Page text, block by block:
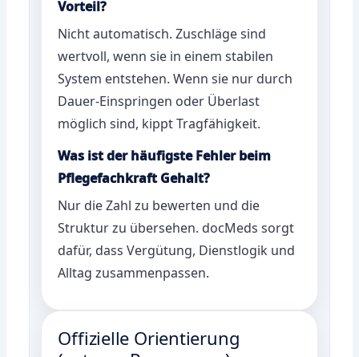
Vorteil?
Nicht automatisch. Zuschläge sind
wertvoll, wenn sie in einem stabilen
System entstehen. Wenn sie nur durch
Dauer-Einspringen oder Überlast
möglich sind, kippt Tragfähigkeit.
Was ist der häufigste Fehler beim
Pflegefachkraft Gehalt?
Nur die Zahl zu bewerten und die
Struktur zu übersehen. docMeds sorgt
dafür, dass Vergütung, Dienstlogik und
Alltag zusammenpassen.
Offizielle Orientierung